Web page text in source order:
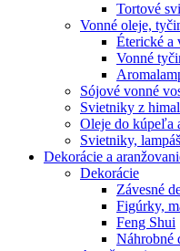
Tortové
Vonné oleje,
Éterické a
Vonné
Sójové vonné
Svietniky z
Oleje do kúpeľa
Svietniky,
Dekorácie a
Dekorácie
Závesné
Figúrky,
Feng Shui
Náhrobné